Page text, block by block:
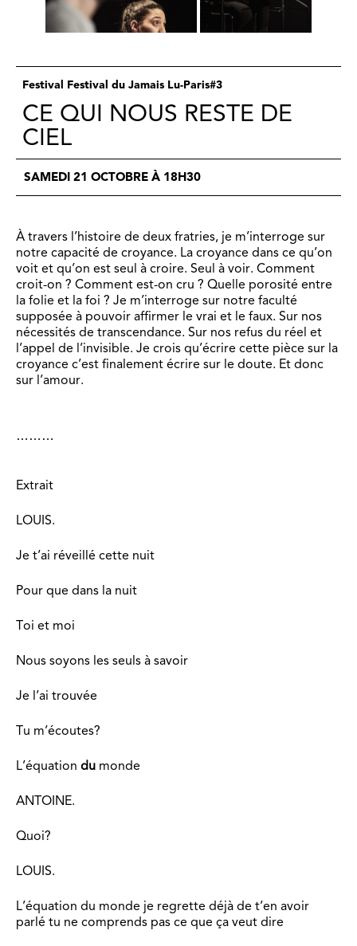
Festival Festival du Jamais Lu-Paris#3
CE QUI NOUS RESTE DE
CIEL
SAMEDI 21 OCTOBRE À 18H30
À travers l’histoire de deux fratries, je m’interroge sur
notre capacité de croyance. La croyance dans ce qu’on
voit et qu’on est seul à croire. Seul à voir. Comment
croit-on ? Comment est-on cru ? Quelle porosité entre
la folie et la foi ? Je m’interroge sur notre faculté
supposée à pouvoir affirmer le vrai et le faux. Sur nos
nécessités de transcendance. Sur nos refus du réel et
l’appel de l’invisible. Je crois qu’écrire cette pièce sur la
croyance c’est finalement écrire sur le doute. Et donc
sur l’amour.
………
Extrait
LOUIS.
Je t’ai réveillé cette nuit
Pour que dans la nuit
Toi et moi
Nous soyons les seuls à savoir
Je l’ai trouvée
Tu m’écoutes?
L’équation du monde
ANTOINE.
Quoi?
LOUIS.
L’équation du monde je regrette déjà de t’en avoir
parlé tu ne comprends pas ce que ça veut dire